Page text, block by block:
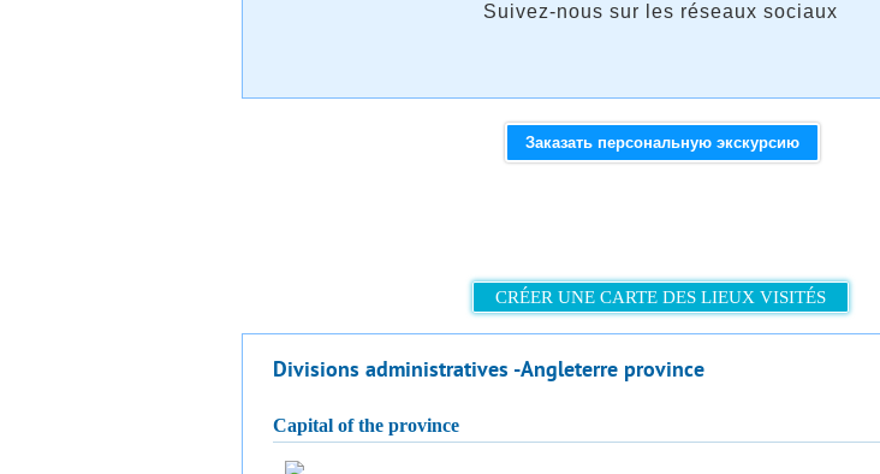
Suivez-nous sur les réseaux sociaux
Заказать персональную экскурсию
CRÉER UNE CARTE DES LIEUX VISITÉS
Divisions administratives -Angleterre province
capital of the province